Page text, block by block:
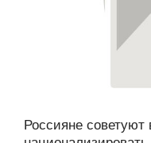
Россияне советуют